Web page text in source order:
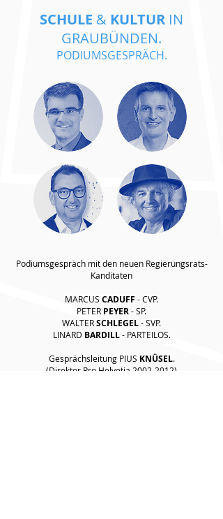
SCHULE & KULTUR IN
GRAUBÜNDEN.
PODIUMSGESPRÄCH.
Podiumsgespräch mit den neuen Regierungsrats-
Kanditaten
MARCUS CADUFF - CVP.
PETER PEYER- SP.
WALTERSCHLEGEL- SVP.
LINARD BARDILL- PARTEILOS.
Gesprächsleitung PIUS KNÜSEL.
(Direktor Pro Helvetia 2002-2012)